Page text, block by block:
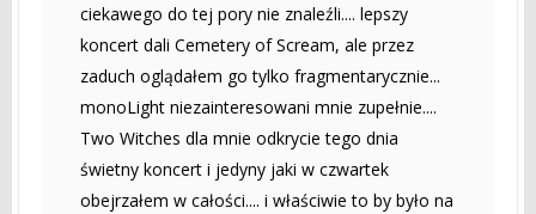
ciekawego do tej pory nie znaleźli.... lepszy
koncert dali Cemetery of Scream, ale przez
zaduch oglądałem go tylko fragmentarycznie...
monoLight niezainteresowani mnie zupełnie....
Two Witches dla mnie odkrycie tego dnia
świetny koncert i jedyny jaki w czwartek
obejrzałem w całości.... i właściwie to by było na